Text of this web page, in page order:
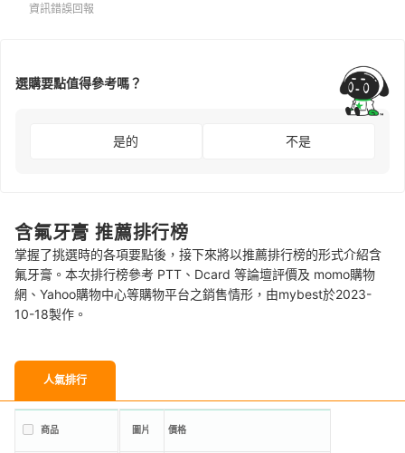
資訊錯誤回報
選購要點值得參考嗎？
是的 不是
含氟牙膏 推薦排行榜
掌握了挑選時的各項要點後，接下來將以推薦排行榜的形式介紹含
氟牙膏。本次排行榜參考 PTT、Dcard 等論壇評價及 momo購物
網、Yahoo購物中心等購物平台之銷售情形，由mybest於2023-
10-18製作。
人氣排行
商品 圖片 價格